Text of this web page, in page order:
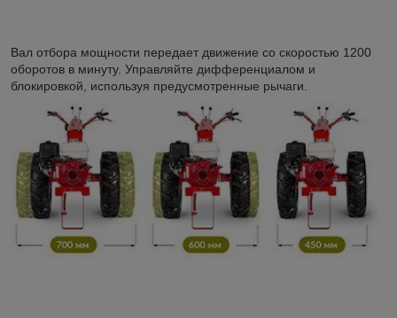
Вал отбора мощности передает движение со скоростью 1200
оборотов в минуту. Управляйте дифференциалом и
блокировкой, используя предусмотренные рычаги.